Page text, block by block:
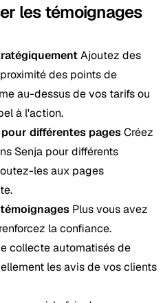
les témoignages
Ajoutez des
des points de
au-dessus de vos tarifs ou
à l'action.
différentes pagesCréez
Senja pour différents
les aux pages
Plus vous avez
la confiance.
collecte automatisés de
les avis de vos clients